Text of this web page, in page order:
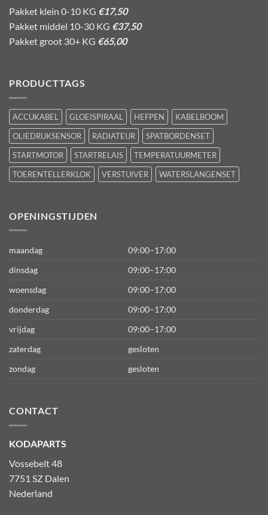
Pakket klein 0-10 KG €17,50
Pakket middel 10-30 KG €37,50
Pakket groot 30+ KG €65,00
PRODUCTTAGS
ACCUKABEL GLOEISPIRAAL HEFPEN
KABELBOOM
OLIEDRUKSENSOR
RADIATEUR
SPATBORDENSET
STARTMOTOR
STARTRELAIS
TEMPERATUURMETER
TOERENTELLERKLOK
VERSTUIVER WATERSLANGENSET
OPENINGSTIJDEN
maandag
09:00–17:00
dinsdag
09:00–17:00
woensdag
09:00–17:00
donderdag
09:00–17:00
vrijdag
09:00–17:00
zaterdag
gesloten
zondag
gesloten
CONTACT
KODAPARTS
Vossebelt 48
7751 SZ Dalen
Nederland